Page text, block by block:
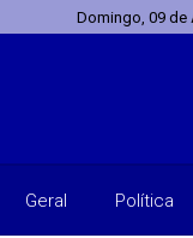
Domingo, 09 de
Geral Política